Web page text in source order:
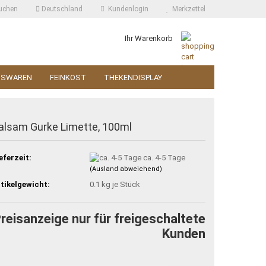
Deutschland Kundenlogin Merkzettel
Ihr Warenkorb
FEINKOST THEKENDISPLAY
Gurke Limette, 100ml
ca. 4-5 Tage
(Ausland abweichend)
0.1 kg je Stück
nur für freigeschaltete
Kunden